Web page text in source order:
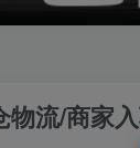
流/商家